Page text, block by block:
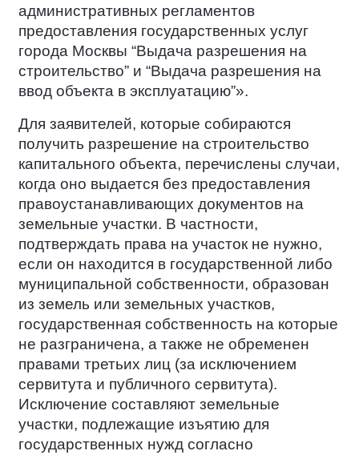
административных регламентов
предоставления государственных услуг
города Москвы “Выдача разрешения на
строительство” и “Выдача разрешения на
ввод объекта в эксплуатацию”».
Для заявителей, которые собираются
получить разрешение на строительство
капитального объекта, перечислены случаи,
когда оно выдается без предоставления
правоустанавливающих документов на
земельные участки. В частности,
подтверждать права на участок не нужно,
если он находится в государственной либо
муниципальной собственности, образован
из земель или земельных участков,
государственная собственность на которые
не разграничена, а также не обременен
правами третьих лиц (за исключением
сервитута и публичного сервитута).
Исключение составляют земельные
участки, подлежащие изъятию для
государственных нужд согласно